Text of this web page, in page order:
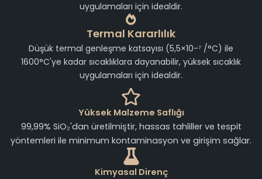
uygulamaları için idealdir.
Termal Kararlılık
Düşük termal genleşme katsayısı (5,5×10-⁷ /°C) ile
1600°C'ye kadar sıcaklıklara dayanabilir, yüksek sıcaklık
uygulamaları için idealdir.
Yüksek Malzeme Saflığı
99,99% SiO₂'dan üretilmiştir, hassas tahliller ve tespit
yöntemleri ile minimum kontaminasyon ve girişim sağlar.
Kimyasal Direnç